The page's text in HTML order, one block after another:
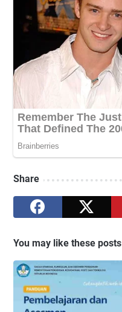
Share
You may like these posts